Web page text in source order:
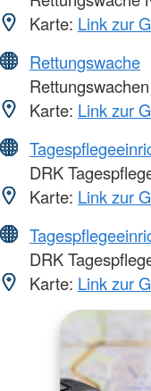
Karte: Link zur
Rettungswache
Karte: Link zur
DRK
Karte: Link zur
DRK
Karte: Link zur